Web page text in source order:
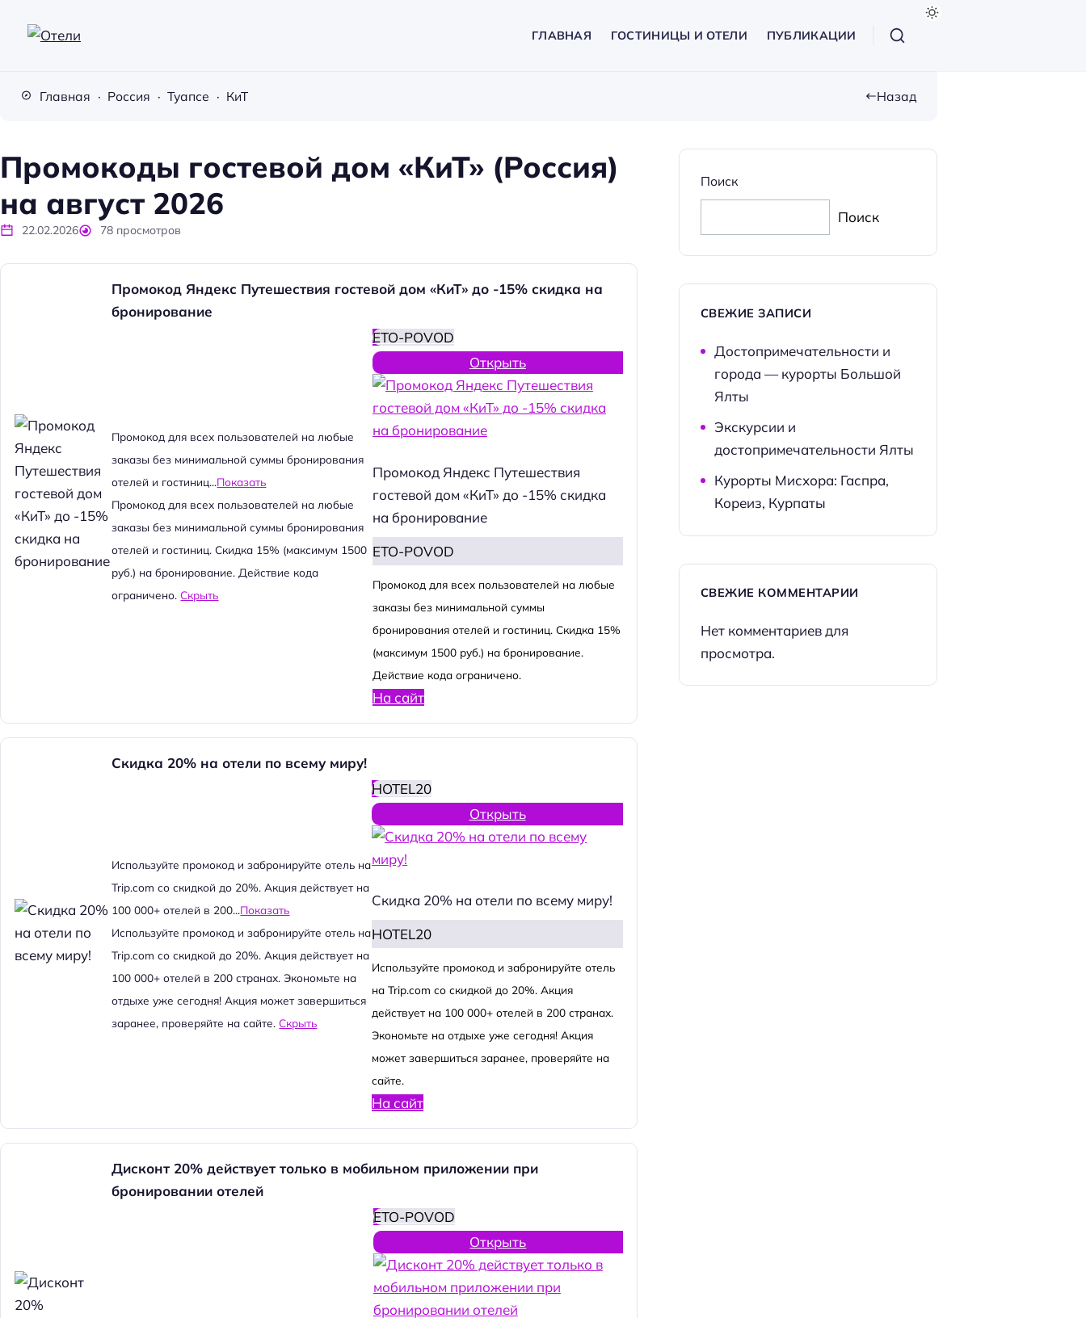
е
ГЛАВНАЯ ГОСТИНИЦЫ И ОТЕЛИ ПУБЛИКАЦИИ
Главная Россия Туапсе КиТ Назад
Промокоды гостевой дом «КиТ» (Россия)
на август 2026
22.02.2026 78 просмотров
Промокод Яндекс Путешествия гостевой дом «КиТ» до -15% скидка на
бронирование
Промокод для всех пользователей на любые
заказы без минимальной суммы бронирования
отелей и гостиниц...Показать
Промокод для всех пользователей на любые
заказы без минимальной суммы бронирования
отелей и гостиниц. Скидка 15% (максимум 1500
руб.) на бронирование. Действие кода
ограничено.Скрыть
ETO-POVOD
Открыть
Промокод Яндекс Путешествия
гостевой дом «КиТ» до -15% скидка
на бронирование
ETO-POVOD
Промокод для всех пользователей на любые
заказы без минимальной суммы
бронирования отелей и гостиниц. Скидка 15%
(максимум 1500 руб.) на бронирование.
Действие кода ограничено.
На сайт
Скидка 20% на отели по всему миру!
Используйте промокод и забронируйте отель на
Trip.com со скидкой до 20%. Акция действует на
100 000+ отелей в 200...Показать
Используйте промокод и забронируйте отель на
Trip.com со скидкой до 20%. Акция действует на
100 000+ отелей в 200 странах. Экономьте на
отдыхе уже сегодня! Акция может завершиться
заранее, проверяйте на сайте.Скрыть
HOTEL20
Открыть
Скидка 20% на отели по всему миру!
HOTEL20
Используйте промокод и забронируйте отель
на Trip.com со скидкой до 20%. Акция
действует на 100 000+ отелей в 200 странах.
Экономьте на отдыхе уже сегодня! Акция
может завершиться заранее, проверяйте на
сайте.
На сайт
Дисконт 20% действует только в мобильном приложении при
бронировании отелей
ETO-POVOD
Открыть
Поиск
Поиск
СВЕЖИЕ ЗАПИСИ
Достопримечательности и
города — курорты Большой
Ялты
Экскурсии и
достопримечательности Ялты
Курорты Мисхора: Гаспра,
Кореиз, Курпаты
СВЕЖИЕ КОММЕНТАРИИ
Нет комментариев для
просмотра.